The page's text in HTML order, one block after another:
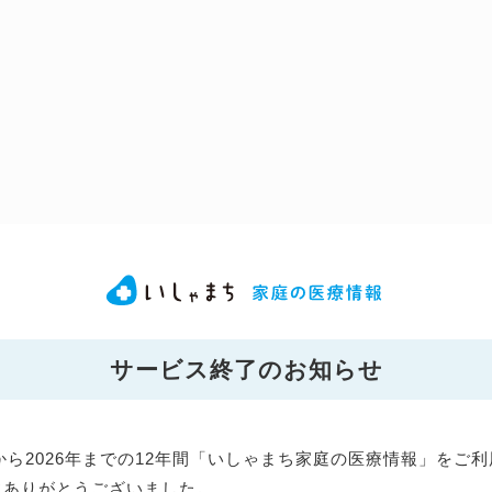
サービス終了のお知らせ
ら2026年までの12年間「いしゃまち家庭の医療情報」をご
りがとうございました。